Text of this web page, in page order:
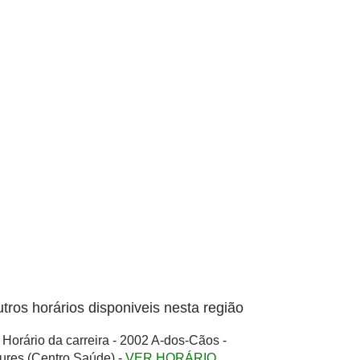
horários disponiveis nesta região
Horário da carreira - 2002 A-dos-Cãos -